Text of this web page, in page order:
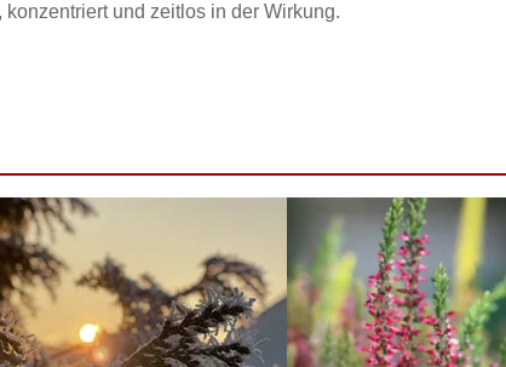
und zeitlos in der Wirkung.